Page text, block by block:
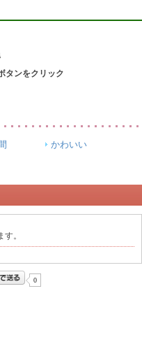
タンをクリック
かわいい
。
0